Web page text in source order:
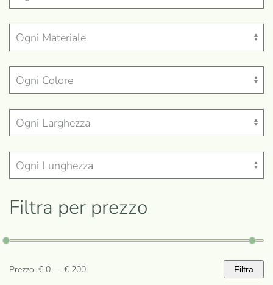
Filtra per prezzo
Prezzo
Prezzo
Filtra
Prezzo: € 0 — € 200